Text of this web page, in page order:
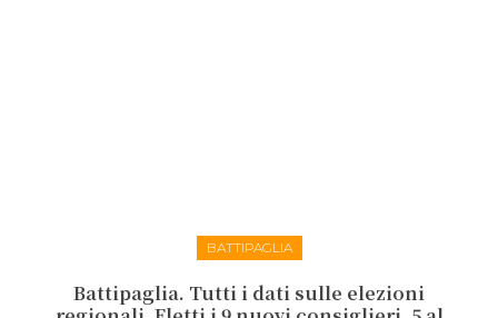
BATTIPAGLIA
Battipaglia. Tutti i dati sulle elezioni